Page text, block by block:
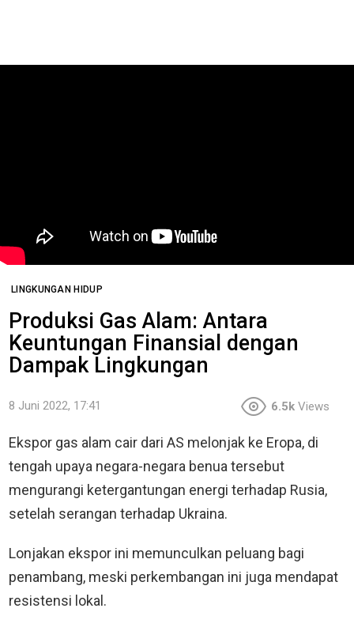
LINGKUNGAN HIDUP
Produksi Gas Alam: Antara
Keuntungan Finansial dengan
Dampak Lingkungan
8 Juni 2022, 17:41 6.5k Views
Ekspor gas alam cair dari AS melonjak ke Eropa, di
tengah upaya negara-negara benua tersebut
mengurangi ketergantungan energi terhadap Rusia,
setelah serangan terhadap Ukraina.
Lonjakan ekspor ini memunculkan peluang bagi
penambang, meski perkembangan ini juga mendapat
resistensi lokal.